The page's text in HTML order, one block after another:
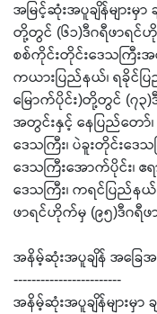
အမြင့်ဆုံးအပူချိန်များမှ
တို့တွင် (၆၁)ဒီဂရီဖာရင်
စစ်ကိုင်းတိုင်းဒေသကြီးအ
ကယားပြည်နယ်၊ ရခိုင်ပ
မြောက်ပိုင်း)တို့တွင် (၇
အတွင်းနှင့် နေပြည်တော်၊
ဒေသကြီး၊ ပဲခူးတိုင်းဒေ
ဒေသကြီးအောက်ပိုင်း၊ ဧ
ဒေသကြီး၊ ကရင်ပြည်န
ဖာရင်ဟိုက်မှ (၉၅)ဒီဂရီ
အနိမ့်ဆုံးအပူချိန် အခြေ
------------------------
အနိမ့်ဆုံးအပူချိန်များမှ